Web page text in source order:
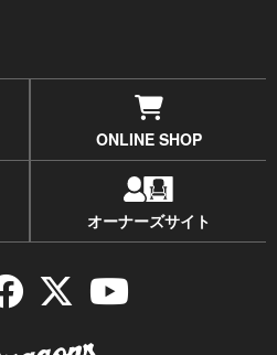
ONLINE SHOP
オーナーズサイト